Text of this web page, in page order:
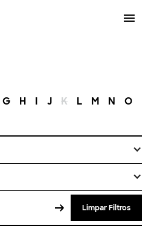
G H I J K L M N O
Limpar Filtros